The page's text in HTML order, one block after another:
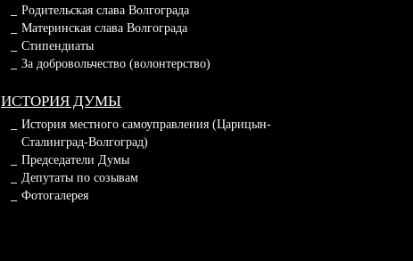
Родительская слава Волгограда
Материнская слава Волгограда
Стипендиаты
За добровольчество (волонтерство)
ИСТОРИЯ ДУМЫ
История местного самоуправления (Царицын-
Сталинград-Волгоград)
Председатели Думы
Депутаты по созывам
Фотогалерея